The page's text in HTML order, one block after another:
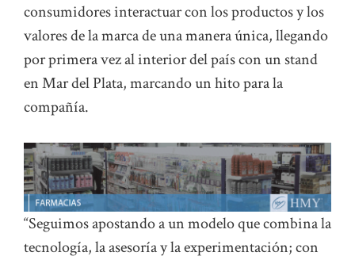
consumidores interactuar con los productos y los
valores de la marca de una manera única, llegando
por primera vez al interior del país con un stand
en Mar del Plata, marcando un hito para la
compañía.
“Seguimos apostando a un modelo que combina la
tecnología, la asesoría y la experimentación; con